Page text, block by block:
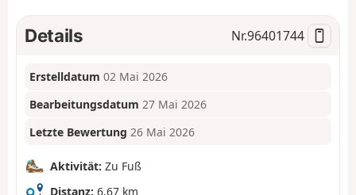
Details Nr.96401744
Erstelldatum 02 Mai 2026
Bearbeitungsdatum 27 Mai 2026
Letzte Bewertung 26 Mai 2026
Aktivität: Zu Fuß
Distanz: 6,67 km